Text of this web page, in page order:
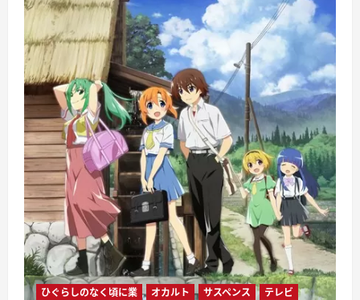
ひぐらしのなく頃に業 オカルト サスペンス
テレビ